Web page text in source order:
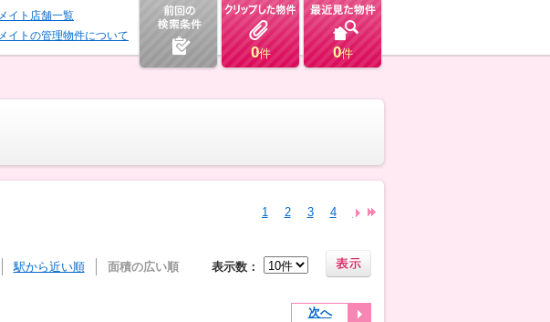
イト店舗一覧
イトの管理物件について
0件 0件
1 2 3 4 5 6
駅から近い順 面積の広い順 表示数：
次へ